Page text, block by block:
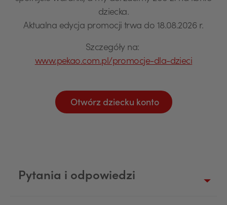
dziecka.
Aktualna edycja promocji trwa do 18.08.2026 r.
Szczegóły na:
www.pekao.com.pl/promocje-dla-dzieci
Otwórz dziecku konto
Pytania i odpowiedzi